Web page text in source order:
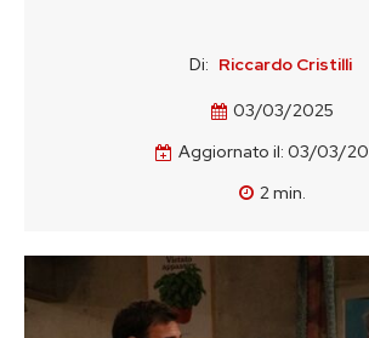
Di: Riccardo Cristilli
03/03/2025
Aggiornato il: 03/03/
2min.